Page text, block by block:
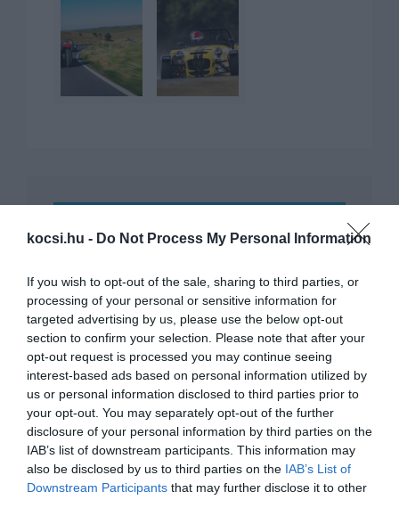
kocsi.hu - Do Not Process My Personal Information
If you wish to opt-out of the sale, sharing to third parties, or
processing of your personal or sensitive information for
targeted advertising by us, please use the below opt-out
section to confirm your selection. Please note that after your
opt-out request is processed you may continue seeing
interest-based ads based on personal information utilized by
us or personal information disclosed to third parties prior to
your opt-out. You may separately opt-out of the further
disclosure of your personal information by third parties on the
IAB’s list of downstream participants. This information may
also be disclosed by us to third parties on the IAB’s List of
Downstream Participants that may further disclose it to other
Praktikus sportkocsit gyártana a
Caterham